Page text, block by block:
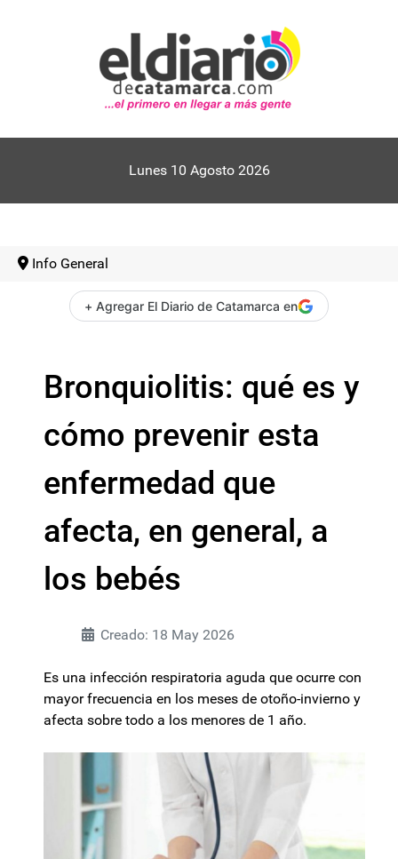
Lunes 10 Agosto 2026
Info General
+ Agregar El Diario de Catamarca en
Bronquiolitis: qué es y
cómo prevenir esta
enfermedad que
afecta, en general, a
los bebés
Creado: 18 May 2026
Es una infección respiratoria aguda que ocurre con
mayor frecuencia en los meses de otoño-invierno y
afecta sobre todo a los menores de 1 año.